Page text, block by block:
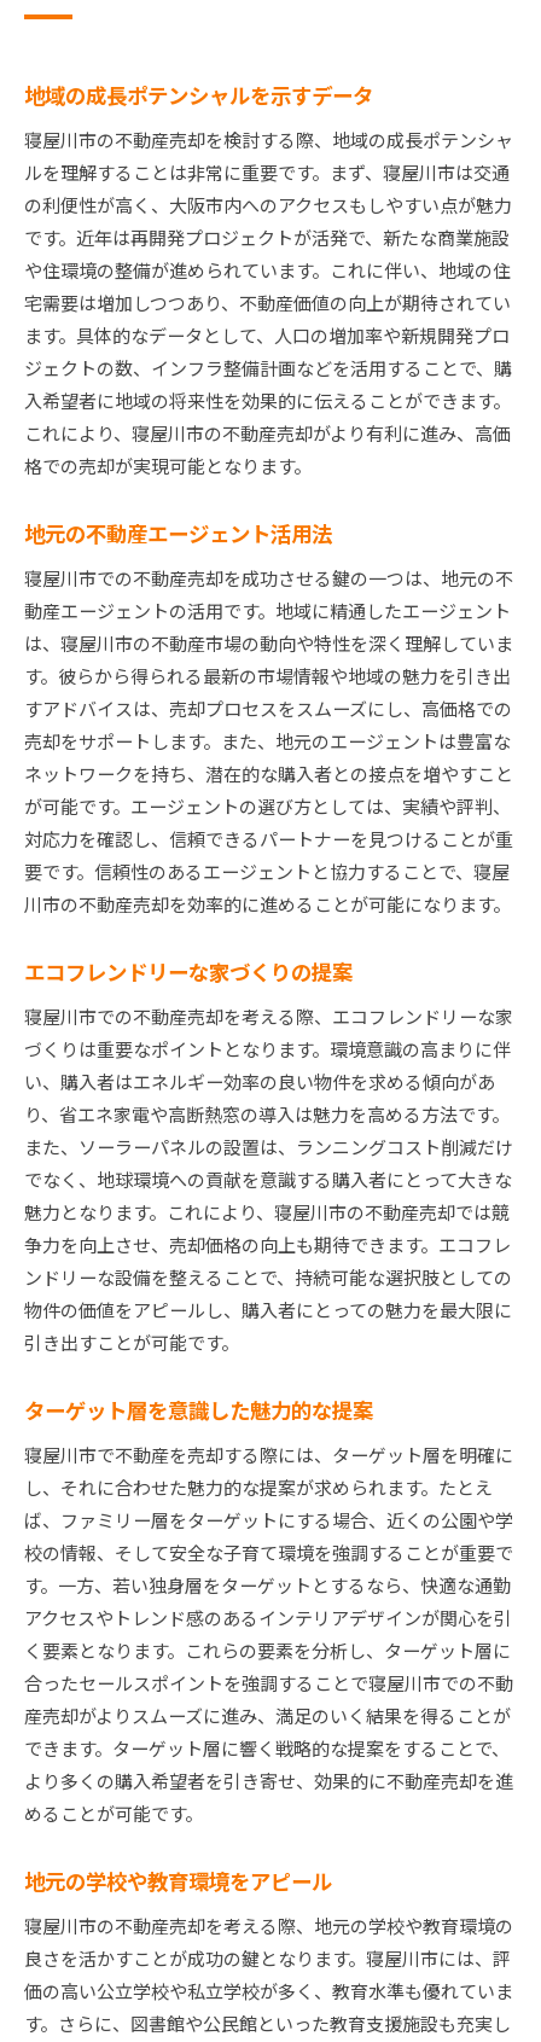
地域の成長ポテンシャルを示すデータ
寝屋川市の不動産売却を検討する際、地域の成長ポテンシャ
ルを理解することは非常に重要です。まず、寝屋川市は交通
の利便性が高く、大阪市内へのアクセスもしやすい点が魅力
です。近年は再開発プロジェクトが活発で、新たな商業施設
や住環境の整備が進められています。これに伴い、地域の住
宅需要は増加しつつあり、不動産価値の向上が期待されてい
ます。具体的なデータとして、人口の増加率や新規開発プロ
ジェクトの数、インフラ整備計画などを活用することで、購
入希望者に地域の将来性を効果的に伝えることができます。
これにより、寝屋川市の不動産売却がより有利に進み、高価
格での売却が実現可能となります。
地元の不動産エージェント活用法
寝屋川市での不動産売却を成功させる鍵の一つは、地元の不
動産エージェントの活用です。地域に精通したエージェント
は、寝屋川市の不動産市場の動向や特性を深く理解していま
す。彼らから得られる最新の市場情報や地域の魅力を引き出
すアドバイスは、売却プロセスをスムーズにし、高価格での
売却をサポートします。また、地元のエージェントは豊富な
ネットワークを持ち、潜在的な購入者との接点を増やすこと
が可能です。エージェントの選び方としては、実績や評判、
対応力を確認し、信頼できるパートナーを見つけることが重
要です。信頼性のあるエージェントと協力することで、寝屋
川市の不動産売却を効率的に進めることが可能になります。
エコフレンドリーな家づくりの提案
寝屋川市での不動産売却を考える際、エコフレンドリーな家
づくりは重要なポイントとなります。環境意識の高まりに伴
い、購入者はエネルギー効率の良い物件を求める傾向があ
り、省エネ家電や高断熱窓の導入は魅力を高める方法です。
また、ソーラーパネルの設置は、ランニングコスト削減だけ
でなく、地球環境への貢献を意識する購入者にとって大きな
魅力となります。これにより、寝屋川市の不動産売却では競
争力を向上させ、売却価格の向上も期待できます。エコフレ
ンドリーな設備を整えることで、持続可能な選択肢としての
物件の価値をアピールし、購入者にとっての魅力を最大限に
引き出すことが可能です。
ターゲット層を意識した魅力的な提案
寝屋川市で不動産を売却する際には、ターゲット層を明確に
し、それに合わせた魅力的な提案が求められます。たとえ
ば、ファミリー層をターゲットにする場合、近くの公園や学
校の情報、そして安全な子育て環境を強調することが重要で
す。一方、若い独身層をターゲットとするなら、快適な通勤
アクセスやトレンド感のあるインテリアデザインが関心を引
く要素となります。これらの要素を分析し、ターゲット層に
合ったセールスポイントを強調することで寝屋川市での不動
産売却がよりスムーズに進み、満足のいく結果を得ることが
できます。ターゲット層に響く戦略的な提案をすることで、
より多くの購入希望者を引き寄せ、効果的に不動産売却を進
めることが可能です。
地元の学校や教育環境をアピール
寝屋川市の不動産売却を考える際、地元の学校や教育環境の
良さを活かすことが成功の鍵となります。寝屋川市には、評
価の高い公立学校や私立学校が多く、教育水準も優れていま
す。さらに、図書館や公民館といった教育支援施設も充実し